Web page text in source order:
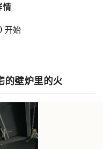
开始
的壁炉里的火